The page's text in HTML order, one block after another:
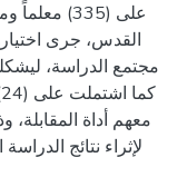
على (335)
القدس، جرى
معهم أداة
لإثراء نتائج